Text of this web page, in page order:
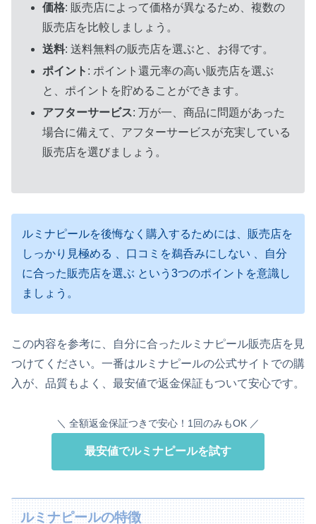
価格: 販売店によって価格が異なるため、複数の
販売店を比較しましょう。
送料: 送料無料の販売店を選ぶと、お得です。
ポイント : ポイント還元率の高い販売店を選ぶ
と、ポイントを貯めることができます。
アフターサービス: 万が一、商品に問題があった
場合に備えて、アフターサービスが充実している
販売店を選びましょう。
ルミナピールを後悔なく購入するためには、販売店を
しっかり見極める 、口コミを鵜呑みにしない 、自分
に合った販売店を選ぶ という3つのポイントを意識し
ましょう。
この内容を参考に、自分に合ったルミナピール販売店を見
つけてください。一番はルミナピールの公式サイトでの購
入が、品質もよく、最安値で返金保証もついて安心です。
＼ 全額返金保証つきで安心！1回のみもOK ／
最安値でルミナピールを試す
ルミナピールの特徴